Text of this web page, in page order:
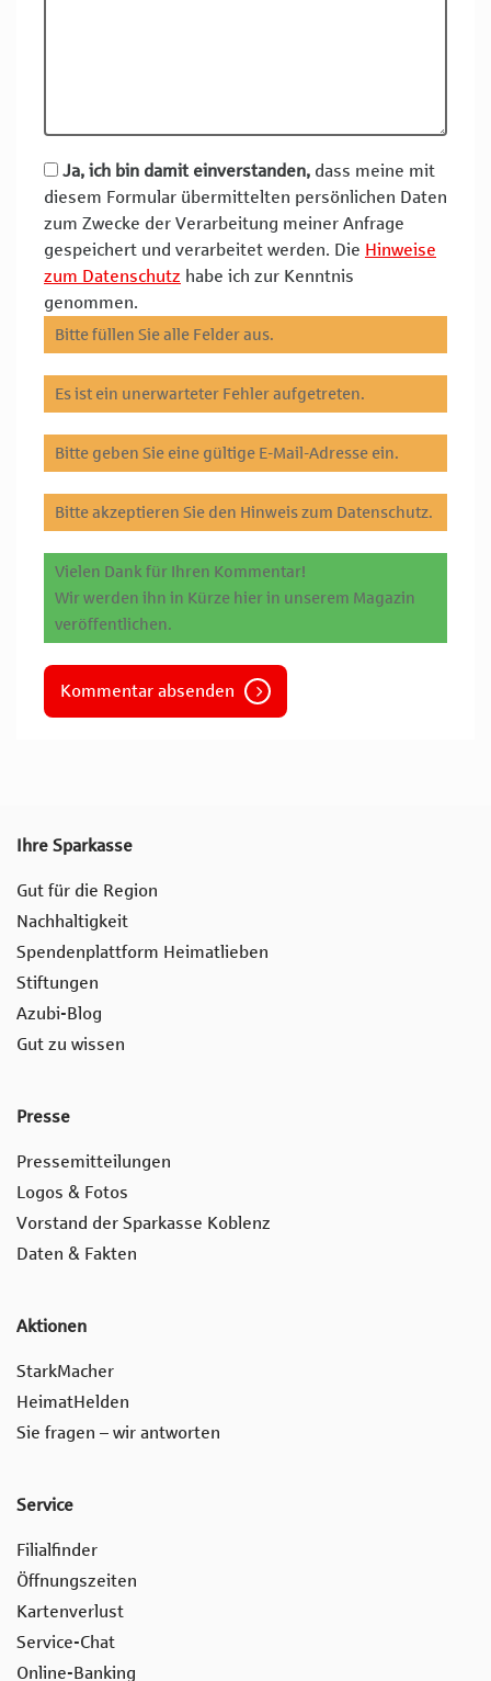
Ja, ich bin damit einverstanden, dass meine mit
diesem Formular übermittelten persönlichen Daten
zum Zwecke der Verarbeitung meiner Anfrage
gespeichert und verarbeitet werden. Die Hinweise
zum Datenschutz habe ich zur Kenntnis
genommen.
Bitte füllen Sie alle Felder aus.
Es ist ein unerwarteter Fehler aufgetreten.
Bitte geben Sie eine gültige E-Mail-Adresse ein.
Bitte akzeptieren Sie den Hinweis zum Datenschutz.
Vielen Dank für Ihren Kommentar!
Wir werden ihn in Kürze hier in unserem Magazin
veröffentlichen.
Kommentar absenden
Ihre Sparkasse
Gut für die Region
Nachhaltigkeit
Spendenplattform Heimatlieben
Stiftungen
Azubi-Blog
Gut zu wissen
Presse
Pressemitteilungen
Logos & Fotos
Vorstand der Sparkasse Koblenz
Daten & Fakten
Aktionen
StarkMacher
HeimatHelden
Sie fragen – wir antworten
Service
Filialfinder
Öffnungszeiten
Kartenverlust
Service-Chat
Online-Banking